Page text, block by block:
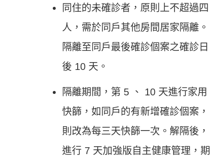
同住的未確診者，原則上不超過四
人，需於同戶其他房間居家隔離。
隔離至同戶最後確診個案之確診日
後 10 天。
隔離期間，第 5 、 10 天進行家用
快篩，如同戶的有新增確診個案，
則改為每三天快篩一次。解隔後，
進行 7 天加強版自主健康管理，期